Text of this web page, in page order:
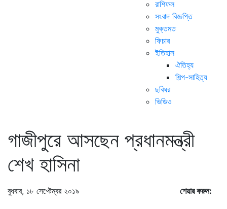
রাশিফল
সংবাদ বিজ্ঞপ্তি
মুক্তমত
ফিচার
ইতিহাস
ঐতিহ্য
শিল্প-সাহিত্য
ছবিঘর
ভিডিও
গাজীপুরে আসছেন প্রধানমন্ত্রী
শেখ হাসিনা
বুধবার, ১৮ সেপ্টেম্বর ২০১৯ শেয়ার করুন: